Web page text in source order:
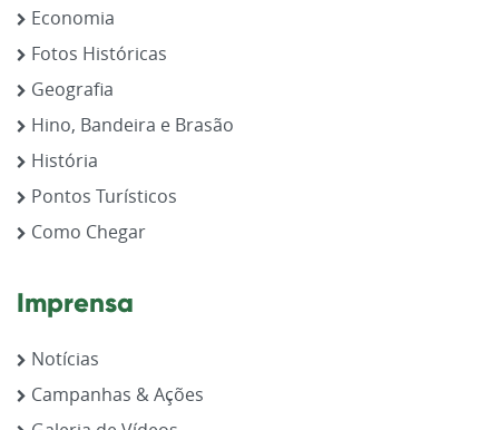
Economia
Fotos Históricas
Geografia
Hino, Bandeira e Brasão
História
Pontos Turísticos
Como Chegar
Imprensa
Notícias
Campanhas & Ações